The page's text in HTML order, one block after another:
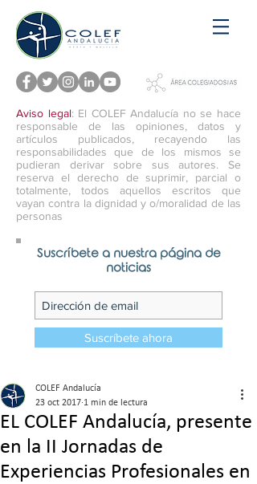
Aviso legal: El COLEF Andalucía no se hace
responsable de las opiniones, datos y
artículos publicados, recayendo las
responsabilidades que de los mismos se
pudieran derivar sobre sus autores. Se
reserva el derecho de suprimir, parcial o
totalmente, todos aquellos escritos que
vayan contra la dignidad y o/moralidad de las
personas
Suscríbete a nuestra página de
noticias
Suscríbete ahora
EL COLEF Andalucía, presente
en la II Jornadas de
Experiencias Profesionales en
COLEF Andalucía
23 oct 2017 1 min de lectura